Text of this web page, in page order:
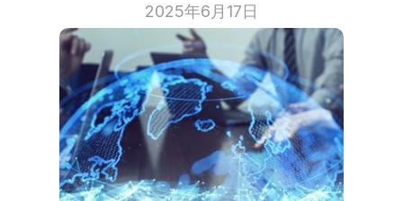
2025年6月17日